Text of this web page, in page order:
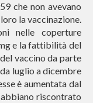
che non avevano
la vaccinazione.
nelle coperture
e la fattibilità del
vaccino da parte
luglio a dicembre
è aumentata dal
abbiano riscontrato